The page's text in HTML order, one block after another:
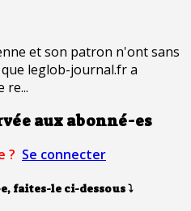
et son patron n'ont sans
leglob-journal.fr a
re...
aux abonné-es
? Se connecter
faites-le ci-dessous⤵